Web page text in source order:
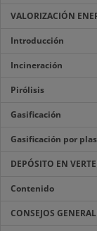
VALORIZACIÓN
Introducción
Incineración
Pirólisis
Gasificación
Gasificación por
DEPÓSITO EN
Contenido
CONSEJOS